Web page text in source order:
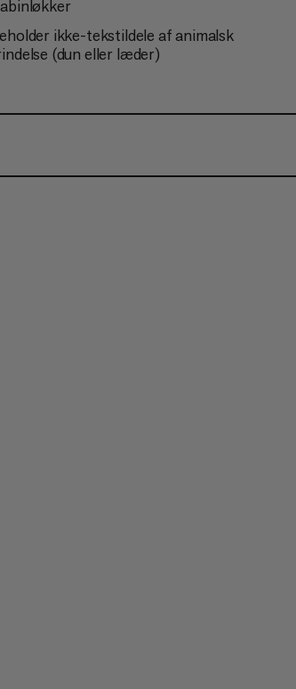
ikke-tekstildele af animalsk
(dun eller læder)